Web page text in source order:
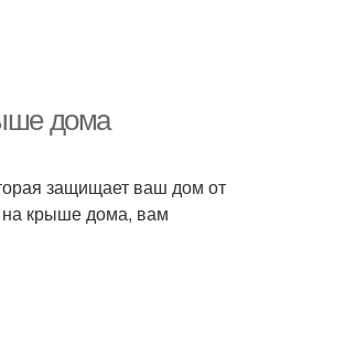
дома
защищает ваш дом от
на крыше дома, вам